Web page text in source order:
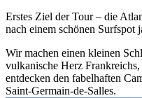
Erstes Ziel der Tour – die
nach einem schönen Surfspot
Wir machen einen kleinen
vulkanische Herz
entdecken den fabelhaften
Saint-Germain-de-Salles.